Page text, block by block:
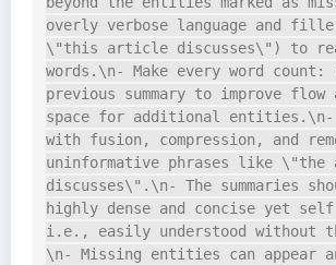
overly verbose language and
\"this article discusses\") to
words.\n- Make every word
previous summary to improve flow
space for additional entities.\n-
with fusion, compression, and
uninformative phrases like
discusses\".\n- The summaries
highly dense and concise yet
i.e., easily understood without
\n- Missing entities can appear